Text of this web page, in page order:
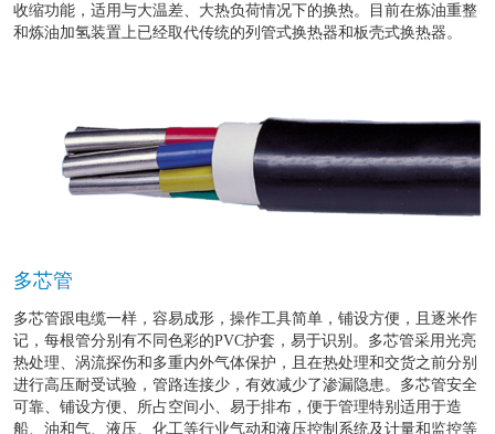
收缩功能，适用与大温差、大热负荷情况下的换热。目前在炼油重整
和炼油加氢装置上已经取代传统的列管式换热器和板壳式换热器。
多芯管
多芯管跟电缆一样，容易成形，操作工具简单，铺设方便，且逐米作
记，每根管分别有不同色彩的PVC护套，易于识别。多芯管采用光亮
热处理、涡流探伤和多重内外气体保护，且在热处理和交货之前分别
进行高压耐受试验，管路连接少，有效减少了渗漏隐患。多芯管安全
可靠、铺设方便、所占空间小、易于排布，便于管理特别适用于造
船、油和气、液压、化工等行业气动和液压控制系统及计量和监控等